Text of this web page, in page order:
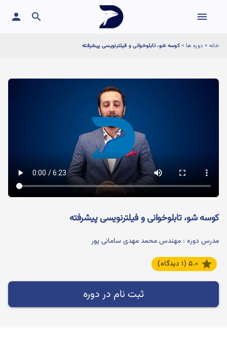
menu
search
person
خانه > دوره ها>کوسه شو، تابلوخوانی و فیلترنویسی پیشرفته
کوسه شو، تابلوخوانی و فیلترنویسی پیشرفته
مدرس دوره : مهندس محمد مهدی سامانی پور
star ۵.۰ (۱ دیدگاه)
ثبت نام در دوره